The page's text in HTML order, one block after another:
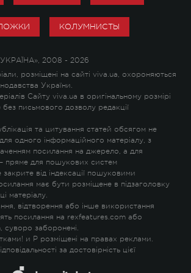
КОЛУМНИСТЫ
2008 - 2026
розміщені на сайті viva.ua, охороняються
України.
Сайту viva.ua в оригінальному розмірі
письмового дозволу редакції
та цитування статей обсягом не
одного інформаційного матеріалу, з
посилання на джерело, а для
– пряме для пошукових систем
закрите від індексації пошуковими
має бути розміщене в підзаголовку
матеріалу.
відтворення або інше використання
посилання на rexfeatures.com або
заборонені.
! и P розміщені на правах реклами.
за достовірність цієї